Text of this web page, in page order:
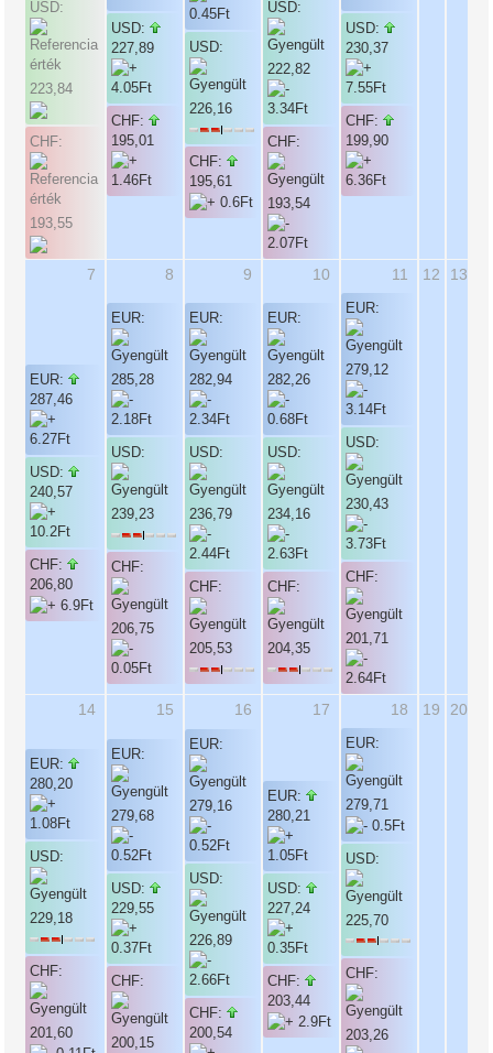
USD:
223,84
CHF:
193,55
USD:
227,89
CHF:
195,01
USD:
226,16
CHF:
195,61
USD:
222,82
CHF:
193,54
USD:
230,37
CHF:
199,90
7
EUR:
287,46
USD:
240,57
CHF:
206,80
8
EUR:
285,28
USD:
239,23
CHF:
206,75
9
EUR:
282,94
USD:
236,79
CHF:
205,53
10
EUR:
282,26
USD:
234,16
CHF:
204,35
11
EUR:
279,12
USD:
230,43
CHF:
201,71
12 13
14
EUR:
280,20
USD:
229,18
CHF:
201,60
15
EUR:
279,68
USD:
229,55
CHF:
200,15
16
EUR:
279,16
USD:
226,89
CHF:
200,54
17
EUR:
280,21
USD:
227,24
CHF:
203,44
18
EUR:
279,71
USD:
225,70
CHF:
203,26
19 20